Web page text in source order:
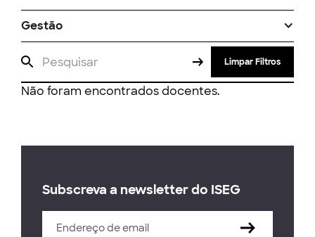
Gestão
Limpar Filtros
Não foram encontrados docentes.
Subscreva a newsletter do ISEG